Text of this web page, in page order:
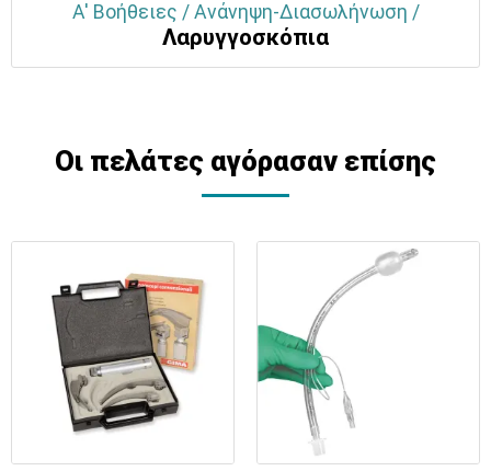
Α' Βοήθειες / Ανάνηψη-Διασωλήνωση /
Λαρυγγοσκόπια
Οι πελάτες αγόρασαν επίσης